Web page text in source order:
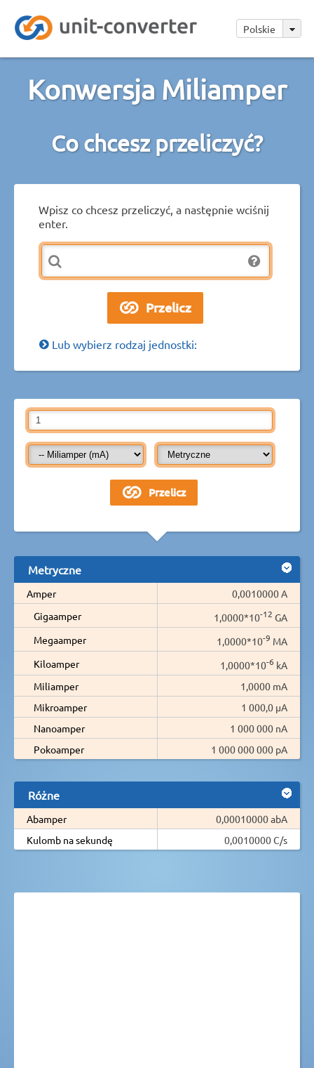
Polskie
Konwersja Miliamper
Co chcesz przeliczyć?
Wpisz co chcesz przeliczyć, a następnie wciśnij
enter.
Lub wybierz rodzaj jednostki:
Metryczne
Amper
0,0010000 A
Gigaamper
1,0000*10-12 GA
Megaamper
1,0000*10-9 MA
Kiloamper
1,0000*10-6 kA
Miliamper
1,0000 mA
Mikroamper
1 000,0 µA
Nanoamper
1 000 000 nA
Pokoamper
1 000 000 000 pA
Różne
Abamper
0,00010000 abA
Kulomb na sekundę
0,0010000 C/s